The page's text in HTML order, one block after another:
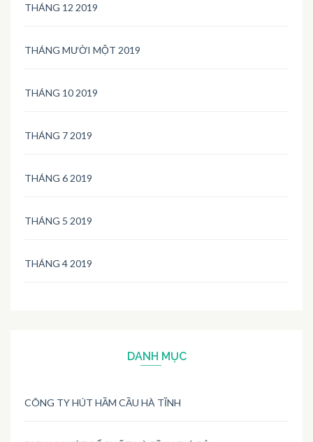
THÁNG 12 2019
THÁNG MƯỜI MỘT 2019
THÁNG 10 2019
THÁNG 7 2019
THÁNG 6 2019
THÁNG 5 2019
THÁNG 4 2019
DANH MỤC
CÔNG TY HÚT HẦM CẦU HÀ TĨNH